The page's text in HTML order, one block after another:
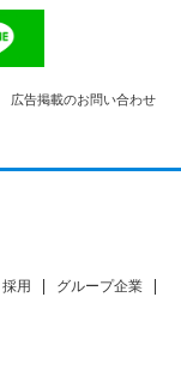
広告掲載のお問い合わせ
採用
グループ企業